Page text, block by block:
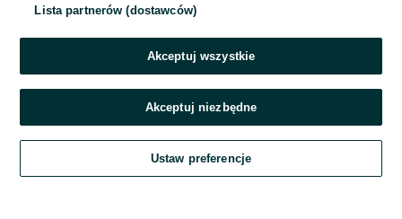
Nie pamiętasz hasła?
Zaloguj się
Kontynuując za pośrednictwem jednego z dostawców wskazanych powyżej,
Regulamin serwisu OLX.pl w jego aktualnym brzmieniu.
Lista partnerów (dostawców)
Akceptuj wszystkie
Akceptuj niezbędne
Ustaw preferencje